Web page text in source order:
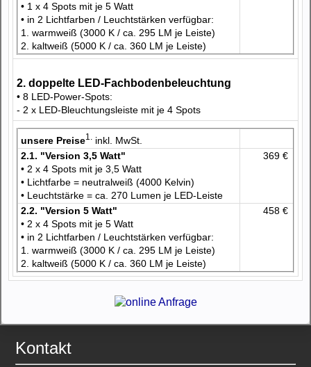
• 1 x 4 Spots mit je 5 Watt
• in 2 Lichtfarben / Leuchtstärken verfügbar:
1. warmweiß (3000 K / ca. 295 LM je Leiste)
2. kaltweiß (5000 K / ca. 360 LM je Leiste)
2. doppelte LED-Fachbodenbeleuchtung
• 8 LED-Power-Spots:
- 2 x LED-Bleuchtungsleiste mit je 4 Spots
unsere Preise1.
inkl. MwSt.
2.1. "Version 3,5 Watt"
• 2 x 4 Spots mit je 3,5 Watt
• Lichtfarbe = neutralweiß (4000 Kelvin)
• Leuchtstärke = ca. 270 Lumen je LED-Leiste
369 €
2.2. "Version 5 Watt"
• 2 x 4 Spots mit je 5 Watt
• in 2 Lichtfarben / Leuchtstärken verfügbar:
1. warmweiß (3000 K / ca. 295 LM je Leiste)
2. kaltweiß (5000 K / ca. 360 LM je Leiste)
458 €
Kontakt